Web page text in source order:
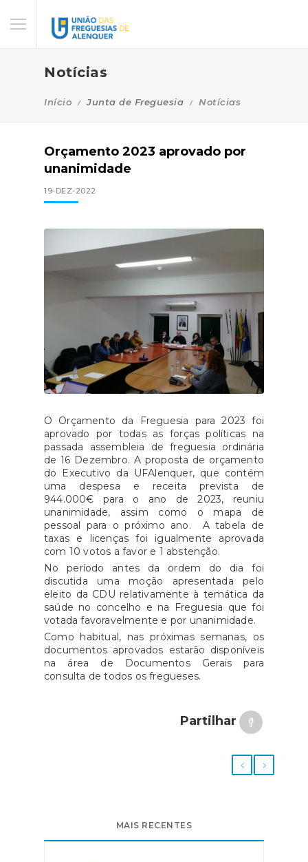
Notícias
Início Junta de Freguesia Notícias
Orçamento 2023 aprovado por
unanimidade
19-DEZ-2022
O Orçamento da Freguesia para 2023 foi
aprovado por todas as forças políticas na
passada assembleia de freguesia ordinária
de 16 Dezembro. A proposta de orçamento
do Executivo da UFAlenquer, que contém
uma despesa e receita prevista de
944.000€ para o ano de 2023, reuniu
unanimidade, assim como o mapa de
pessoal para o próximo ano. A tabela de
taxas e licenças foi igualmente aprovada
com 10 votos a favor e 1 abstenção.
No período antes da ordem do dia foi
discutida uma moção apresentada pelo
eleito da CDU relativamente à temática da
saúde no concelho e na Freguesia que foi
votada favoravelmente e por unanimidade.
Como habitual, nas próximas semanas, os
documentos aprovados estarão disponíveis
na área de Documentos Gerais para
consulta de todos os fregueses.
Partilhar
MAIS RECENTES